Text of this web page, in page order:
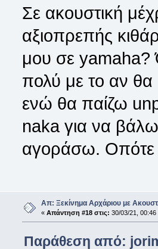
Σε ακουστική
αξιοπρεπής
μου σε yamaha?
πολύ με το αν θα
ενώ θα παίζω
naka για να βάλω
αγοράσω. Οπότε
Απ: Ξεκίνημα Αρχάριου με
« Απάντηση #18 στις: 30/03/21, 00:46
Παράθεση από: